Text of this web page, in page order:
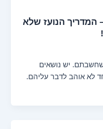
המדריך הנועז שלא
שחשבתם. יש נושאים
לא אוהב לדבר עליהם.